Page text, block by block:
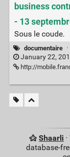
business
- 13
Sous le coude.
documentaire ·
January 22,
http://mobile.francetvinfo.fr/replay-
Shaarli
database-